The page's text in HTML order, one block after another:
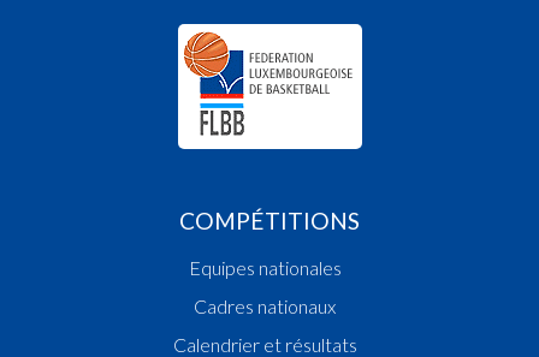
COMPÉTITIONS
Equipes nationales
Cadres nationaux
Calendrier et résultats